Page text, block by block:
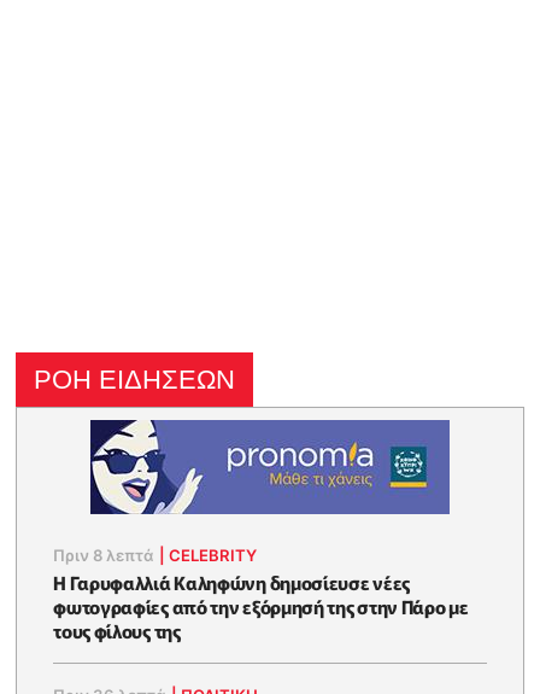
ΡΟΗ ΕΙΔΗΣΕΩΝ
Πριν 8 λεπτά |CELEBRITY
Η Γαρυφαλλιά Καληφώνη δημοσίευσε νέες
φωτογραφίες από την εξόρμησή της στην Πάρο με
τους φίλους της